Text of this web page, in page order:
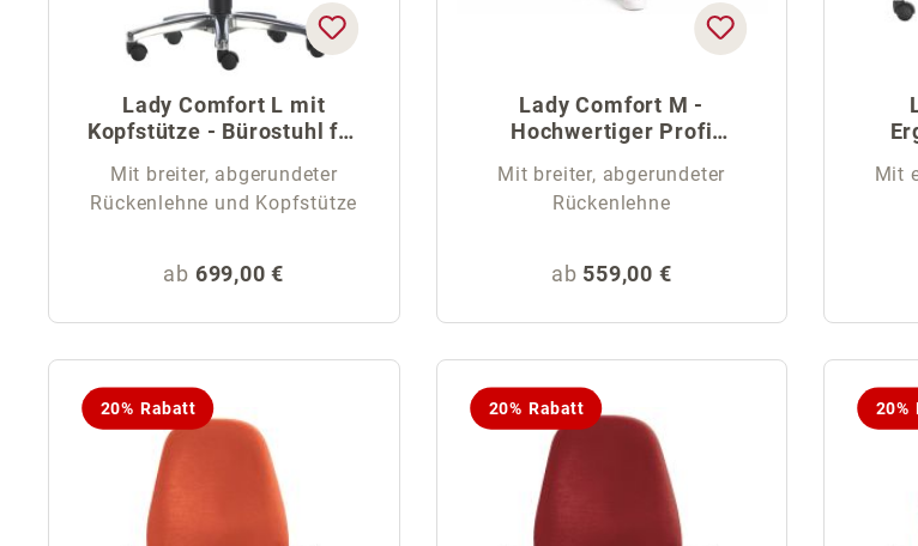
Lady Comfort L mit
Kopfstütze - Bürostuhl für
Mit breiter, abgerundeter
Rückenlehne und Kopfstütze
Regulärer Preis:
ab 699,00 €
Lady Comfort M -
Hochwertiger Profi
Mit breiter, abgerundeter
Rückenlehne
Regulärer Preis:
ab 559,00 €
Mit
20% Rabatt 20% Rabatt 20%